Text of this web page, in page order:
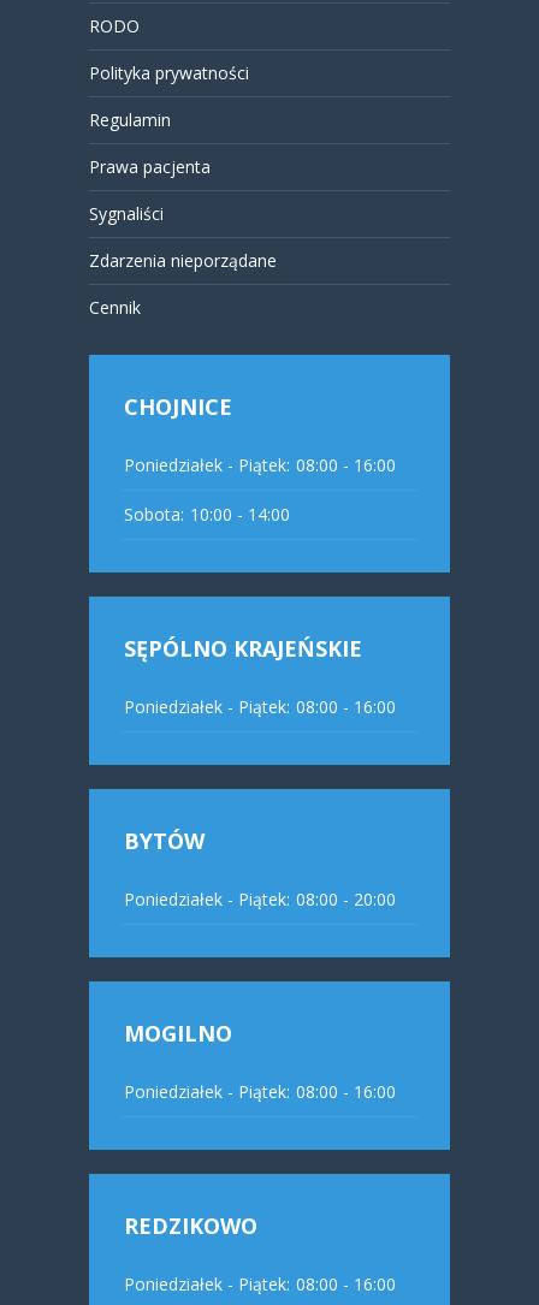
RODO
Polityka prywatności
Regulamin
Prawa pacjenta
Sygnaliści
Zdarzenia nieporządane
Cennik
CHOJNICE
Poniedziałek - Piątek: 08:00 - 16:00
Sobota: 10:00 - 14:00
SĘPÓLNO KRAJEŃSKIE
Poniedziałek - Piątek: 08:00 - 16:00
BYTÓW
Poniedziałek - Piątek: 08:00 - 20:00
MOGILNO
Poniedziałek - Piątek: 08:00 - 16:00
REDZIKOWO
Poniedziałek - Piątek: 08:00 - 16:00